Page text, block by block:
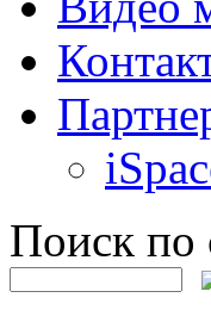
Поиск по